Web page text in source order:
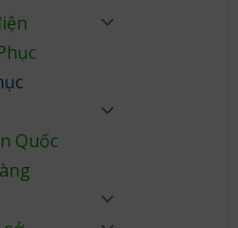
Quốc